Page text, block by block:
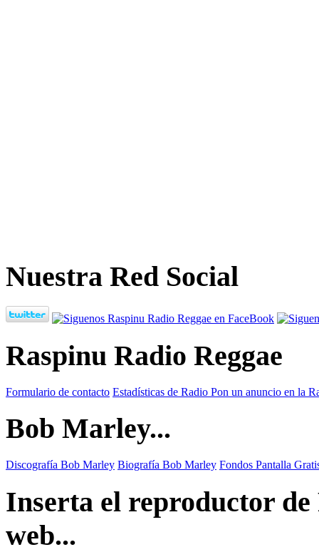
Nuestra Red Social
Raspinu Radio Reggae
Formulario de contacto Estadísticas de Radio Pon un anuncio en la
Bob Marley...
Discografía Bob Marley Biografía Bob Marley Fondos Pantalla
Inserta el reproductor de
web...